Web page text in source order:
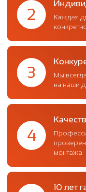
2
Каждая
3
Мы
на наши
4
монтажа
10 лет